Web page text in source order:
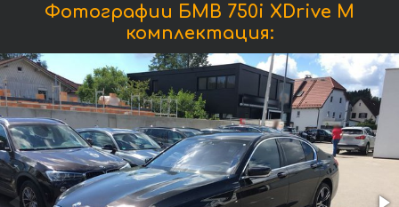
Фотографии БМВ 750i XDrive M
комплектация: